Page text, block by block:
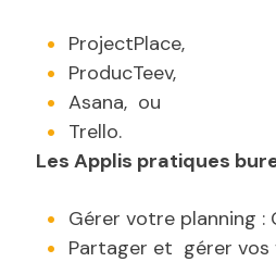
ProjectPlace,
ProducTeev,
Asana, ou
Trello.
Les Applis pratiques
Gérer votre planning :
Partager et gérer vos